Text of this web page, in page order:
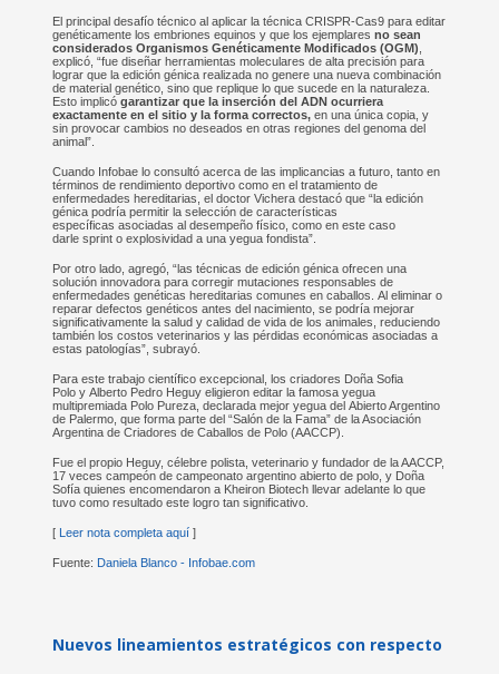
El principal desafío técnico al aplicar la técnica CRISPR-Cas9 para editar
genéticamente los embriones equinos y que los ejemplares no sean
considerados Organismos Genéticamente Modificados (OGM)
explicó, “fue diseñar herramientas moleculares de alta precisión para
lograr que la edición génica realizada no genere una nueva combinación
de material genético, sino que replique lo que sucede en la naturaleza.
Esto implicó garantizar que la inserción del ADN ocurriera
exactamente en el sitio y la forma correctos, en una única copia, y
sin provocar cambios no deseados en otras regiones del genoma del
animal”.
Cuando Infobae lo consultó acerca de las implicancias a futuro, tanto en
términos de rendimiento deportivo como en el tratamiento de
enfermedades hereditarias, el doctor Vichera destacó que “la edición
génica podría permitir la selección de características
específicas asociadas al desempeño físico, como en este caso
darle sprint o explosividad a una yegua fondista”.
Por otro lado, agregó, “las técnicas de edición génica ofrecen una
solución innovadora para corregir mutaciones responsables de
enfermedades genéticas hereditarias comunes en caballos. Al eliminar o
reparar defectos genéticos antes del nacimiento, se podría mejorar
significativamente la salud y calidad de vida de los animales, reduciendo
también los costos veterinarios y las pérdidas económicas asociadas a
estas patologías”, subrayó.
Para este trabajo científico excepcional, los criadores Doña Sofia
Polo y Alberto Pedro Heguy eligieron editar la famosa yegua
multipremiada Polo Pureza, declarada mejor yegua del Abierto Argentino
de Palermo, que forma parte del “Salón de la Fama” de la Asociación
Argentina de Criadores de Caballos de Polo (AACCP).
Fue el propio Heguy, célebre polista, veterinario y fundador de la AACCP,
17 veces campeón de campeonato argentino abierto de polo, y Doña
Sofía quienes encomendaron a Kheiron Biotech llevar adelante lo que
tuvo como resultado este logro tan significativo.
[Leer nota completa aquí ]
Fuente: Daniela Blanco - Infobae.com
Nuevos lineamientos estratégicos con respecto